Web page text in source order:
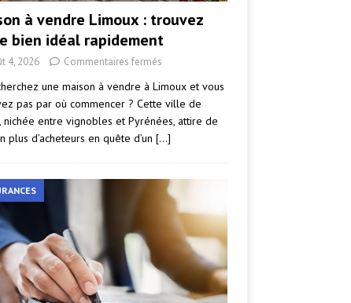
à vendre Limoux : trouvez
bien idéal rapidement
4, 2026 Commentaires fermés
une maison à vendre à Limoux et vous
pas par où commencer ? Cette ville de
nichée entre vignobles et Pyrénées, attire de
plus d’acheteurs en quête d’un […]